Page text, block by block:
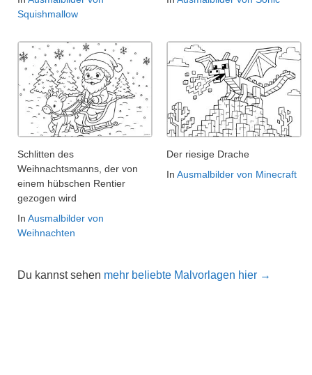
Squishmallow
Schlitten des
Weihnachtsmanns, der von
einem hübschen Rentier
gezogen wird
In Ausmalbilder von
Weihnachten
Der riesige Drache
In Ausmalbilder von Minecraft
Du kannst sehen mehr beliebte Malvorlagen hier →